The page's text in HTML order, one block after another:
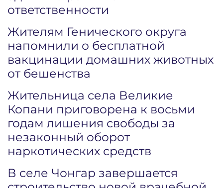
ответственности
Жителям Генического округа
напомнили о бесплатной
вакцинации домашних животных
от бешенства
Жительница села Великие
Копани приговорена к восьми
годам лишения свободы за
незаконный оборот
наркотических средств
В селе Чонгар завершается